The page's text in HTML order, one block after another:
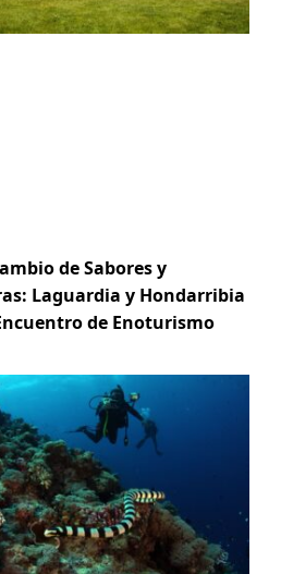
de Sabores y
Laguardia y Hondarribia
de Enoturismo